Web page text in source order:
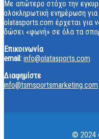
Με απώτερο στόχο την
ολοκληρωτική ενημέρωση
olatasports.com έρχεται για
δώσει «φωνή» σε όλα τα
Επικοινωνία
email: info@olatasports.com
Διαφημίστε
info@tsmsportsmarketing.com
© 2024